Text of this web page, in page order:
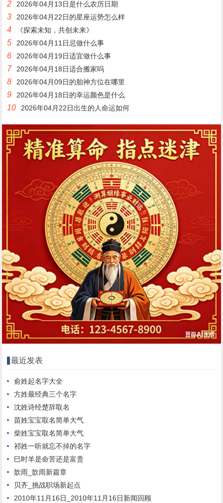
2 2026年04月13日是什么农历日期
3 2026年04月22日的星座运势怎么样
4 《探索未知，共创未来》
5 2026年04月11日忌做什么事
6 2026年04月19日适宜做什么事
7 2026年04月18日适合搬家吗
8 2026年04月09日的胎神方位在哪里
9 2026年04月18日的幸运颜色是什么
10 2026年04月22日出生的人命运如何
最近发表
俞姓起名字大全
方姓最经典三个名字
沈姓诗经楚辞取名
苗姓宝宝取名简单大气
柴姓宝宝取名简单大气
祁姓一听就忘不掉的名字
巳时羊是命苦还是富贵
歆雨_歆雨新篇章
贝齐_挑战职场新起点
2010年11月16日_2010年11月16日新闻回顾